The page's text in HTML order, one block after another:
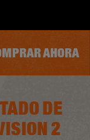
AHORA
DE
2